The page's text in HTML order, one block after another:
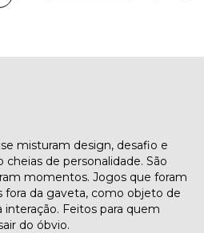
misturam design, desafio e
de personalidade. São
momentos. Jogos que foram
fora da gaveta, como objeto de
Feitos para quem
do óbvio.